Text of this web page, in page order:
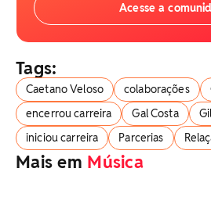
Acesse a
Tags:
Caetano Veloso colaborações
encerrou carreira
Gal Costa
iniciou carreira
Parcerias
Mais em Música